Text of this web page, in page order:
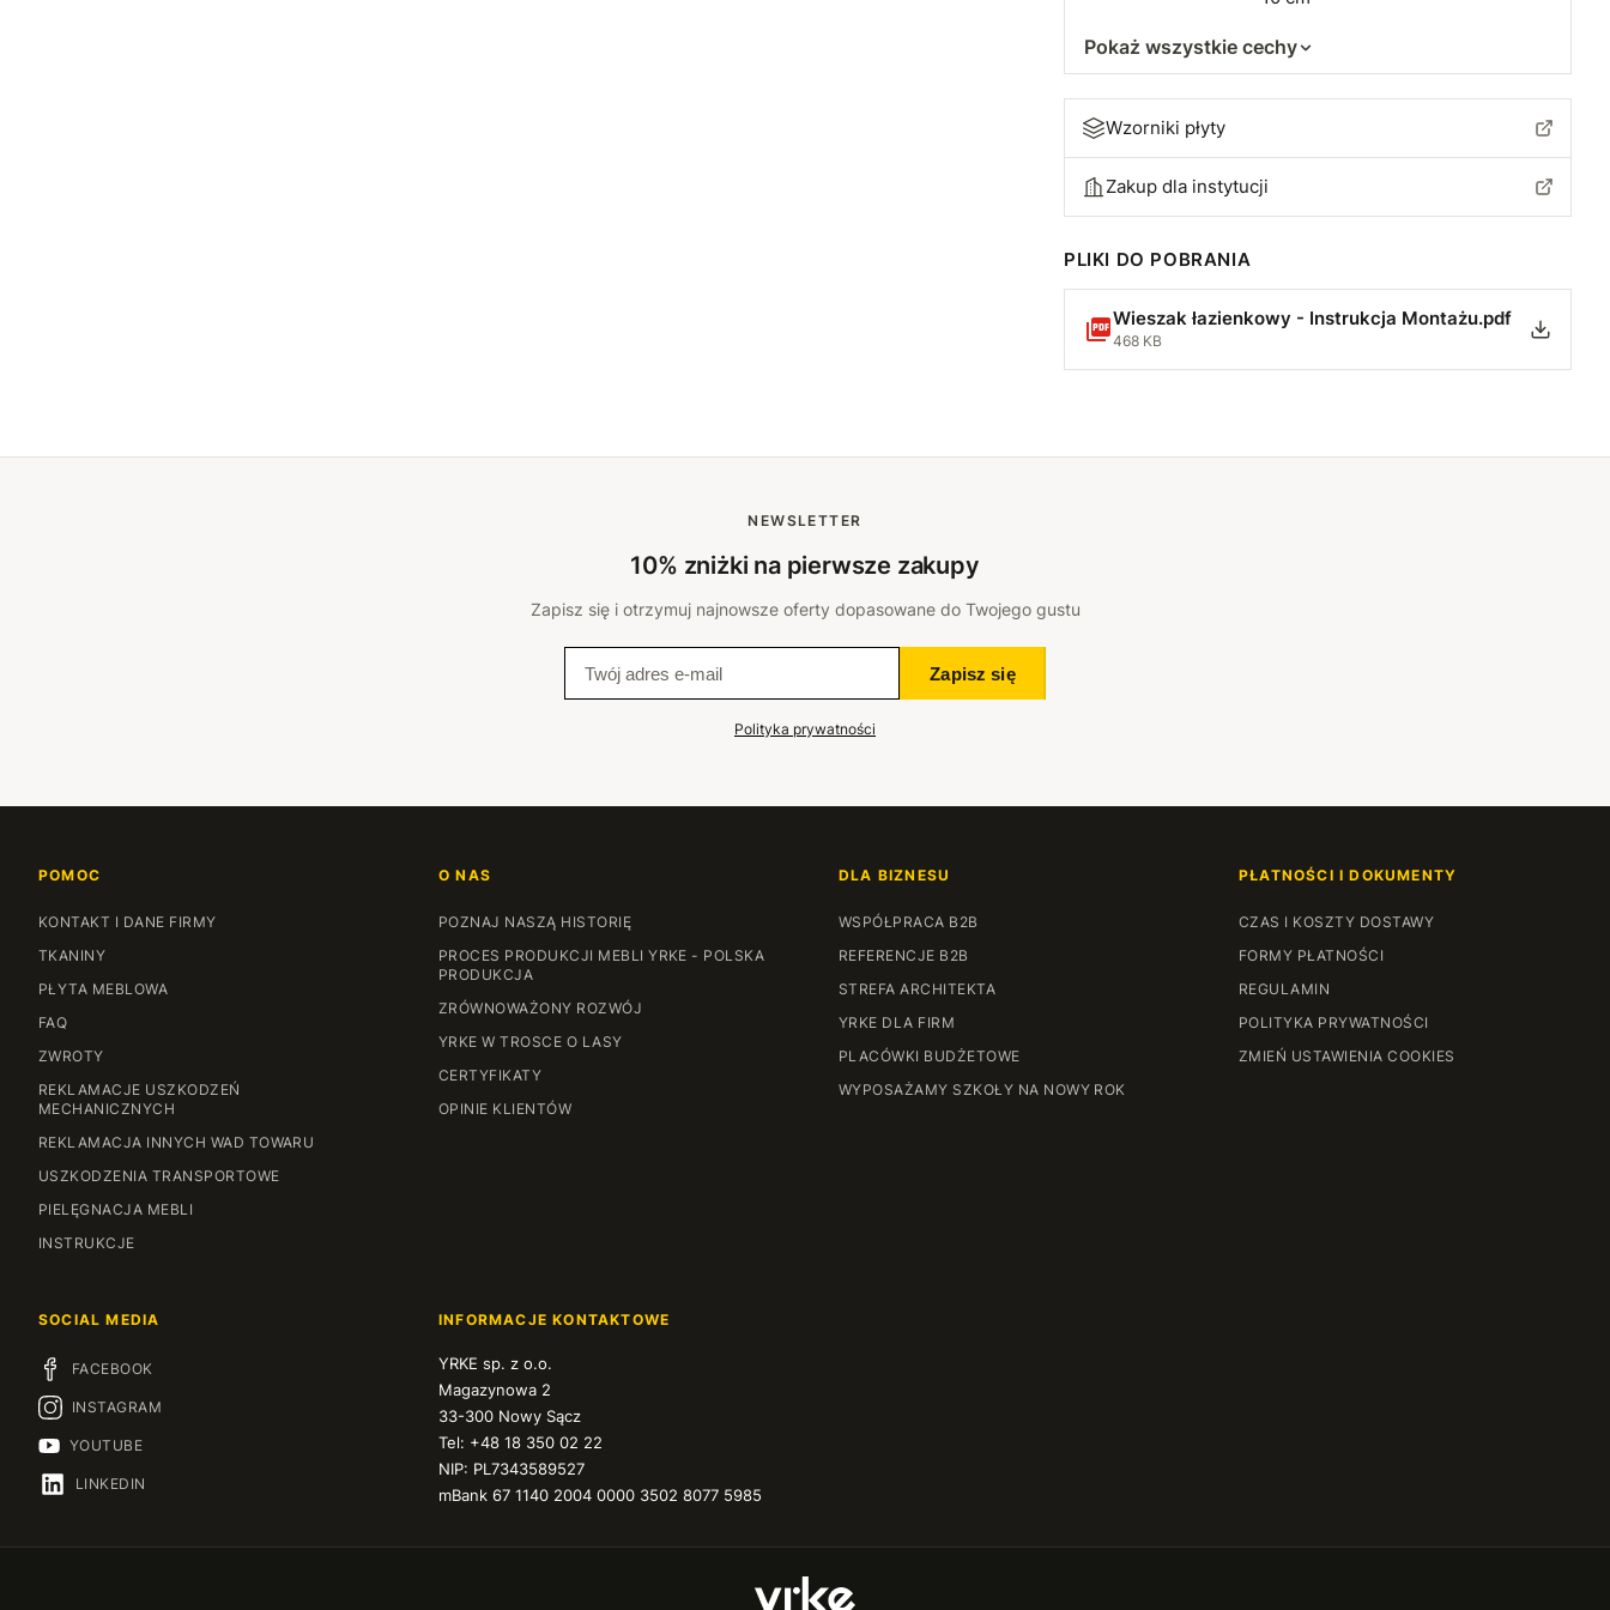
Pokaż wszystkie cechy
Wzorniki płyty
Zakup dla instytucji
PLIKI DO POBRANIA
Wieszak łazienkowy - Instrukcja Montażu.pdf
468 KB
NEWSLETTER
10% zniżki na pierwsze zakupy
Zapisz się i otrzymuj najnowsze oferty dopasowane do Twojego gustu
Zapisz się
Polityka prywatności
POMOC
KONTAKT I DANE FIRMY
TKANINY
PŁYTA MEBLOWA
FAQ
ZWROTY
REKLAMACJE USZKODZEŃ
MECHANICZNYCH
REKLAMACJA INNYCH WAD TOWARU
USZKODZENIA TRANSPORTOWE
PIELĘGNACJA MEBLI
INSTRUKCJE
O NAS
POZNAJ NASZĄ HISTORIĘ
PROCES PRODUKCJI MEBLI YRKE - POLSKA
PRODUKCJA
ZRÓWNOWAŻONY ROZWÓJ
YRKE W TROSCE O LASY
CERTYFIKATY
OPINIE KLIENTÓW
DLA BIZNESU
WSPÓŁPRACA B2B
REFERENCJE B2B
STREFA ARCHITEKTA
YRKE DLA FIRM
PLACÓWKI BUDŻETOWE
WYPOSAŻAMY SZKOŁY NA NOWY ROK
PŁATNOŚCI I DOKUMENTY
CZAS I KOSZTY DOSTAWY
FORMY PŁATNOŚCI
REGULAMIN
POLITYKA PRYWATNOŚCI
ZMIEŃ USTAWIENIA COOKIES
SOCIAL MEDIA
FACEBOOK
INSTAGRAM
YOUTUBE
LINKEDIN
INFORMACJE KONTAKTOWE
YRKE sp. z o.o.
Magazynowa 2
33-300 Nowy Sącz
Tel: +48 18 350 02 22
NIP: PL7343589527
mBank 67 1140 2004 0000 3502 8077 5985